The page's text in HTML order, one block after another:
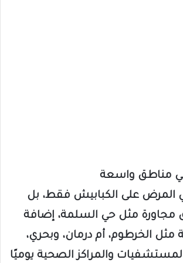
مناطق واسعة
المرض على الكبابيش فقط، بل
مجاورة مثل حي السلمة، إضافة
مثل الخرطوم، أم درمان، وبحري،
والمراكز الصحية يوميًا